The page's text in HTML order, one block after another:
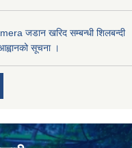
जडान खरिद सम्बन्धी शिलबन्दी
सूचना ।